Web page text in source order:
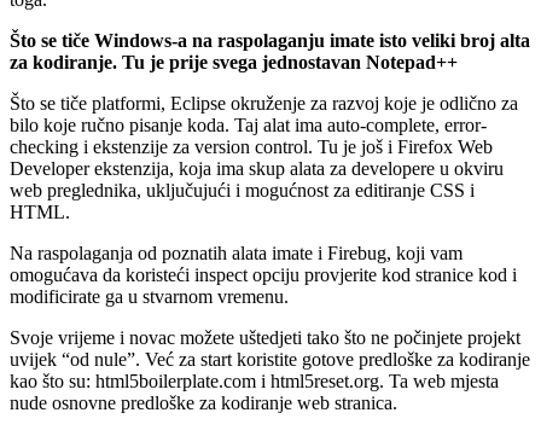
Što se tiče Windows-a na raspolaganju imate isto veliki broj alta
za kodiranje. Tu je prije svega jednostavan Notepad++
Što se tiče platformi, Eclipse okruženje za razvoj koje je odlično za
bilo koje ručno pisanje koda. Taj alat ima auto-complete, error-
checking i ekstenzije za version control. Tu je još i Firefox Web
Developer ekstenzija, koja ima skup alata za developere u okviru
web preglednika, uključujući i mogućnost za editiranje CSS i
HTML.
Na raspolaganja od poznatih alata imate i Firebug, koji vam
omogućava da koristeći inspect opciju provjerite kod stranice kod i
modificirate ga u stvarnom vremenu.
Svoje vrijeme i novac možete uštedjeti tako što ne počinjete projekt
uvijek “od nule”. Već za start koristite gotove predloške za kodiranje
kao što su: html5boilerplate.com i html5reset.org. Ta web mjesta
nude osnovne predloške za kodiranje web stranica.